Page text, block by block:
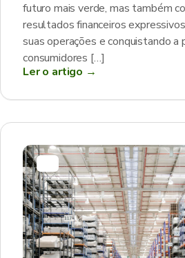
futuro mais verde, mas também
resultados financeiros
suas operações e conquistando a
consumidores […]
Ler o artigo →